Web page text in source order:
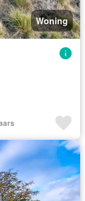
Woning